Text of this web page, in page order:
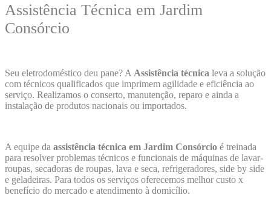
Assistência Técnica em Jardim
Consórcio
Seu eletrodoméstico deu pane? A Assistência técnica leva a solução
com técnicos qualificados que imprimem agilidade e eficiência ao
serviço. Realizamos o conserto, manutenção, reparo e ainda a
instalação de produtos nacionais ou importados.
A equipe da assistência técnica em Jardim Consórcio é treinada
para resolver problemas técnicos e funcionais de máquinas de lavar-
roupas, secadoras de roupas, lava e seca, refrigeradores, side by side
e geladeiras. Para todos os serviços oferecemos melhor custo x
benefício do mercado e atendimento à domicílio.